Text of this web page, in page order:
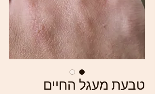
טבעת מעגל החיים